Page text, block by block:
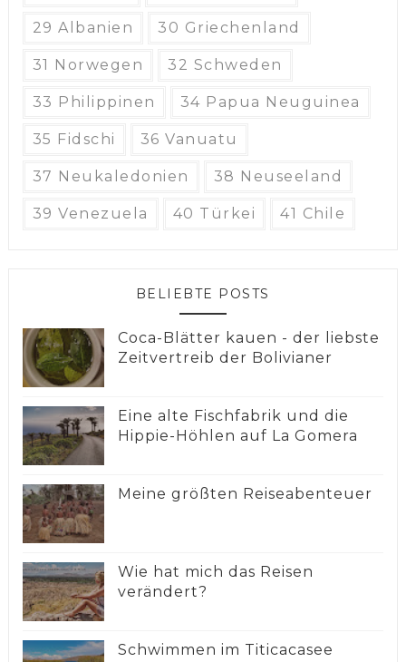
29 Albanien 30 Griechenland
31 Norwegen 32 Schweden
33 Philippinen 34 Papua Neuguinea
35 Fidschi 36 Vanuatu
37 Neukaledonien 38 Neuseeland
39 Venezuela 40 Türkei 41 Chile
BELIEBTE POSTS
Coca-Blätter kauen - der liebste
Zeitvertreib der Bolivianer
Eine alte Fischfabrik und die
Hippie-Höhlen auf La Gomera
Meine größten Reiseabenteuer
Wie hat mich das Reisen
verändert?
Schwimmen im Titicacasee